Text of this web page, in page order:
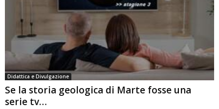
Didattica e Divulgazione
Se la storia geologica di Marte fosse una
serie tv…